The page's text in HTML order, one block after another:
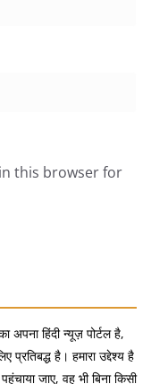
this browser for
हिंदी न्यूज़ पोर्टल है,
है। हमारा उद्देश्य है
जाए, वह भी बिना किसी